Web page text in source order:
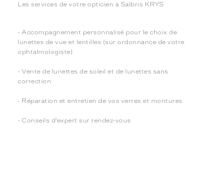
Les services de votre opticien à Salbris KRYS
- Accompagnement personnalisé pour le choix de
lunettes de vue et lentilles (sur ordonnance de votre
ophtalmologiste)
- Vente de lunettes de soleil et de lunettes sans
correction
- Réparation et entretien de vos verres et montures
- Conseils d’expert sur rendez-vous